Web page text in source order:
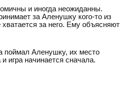
и иногда неожиданны.
за Аленушку кого-то из
за него. Ему объясняют
поймал Аленушку, их место
игра начинается сначала.